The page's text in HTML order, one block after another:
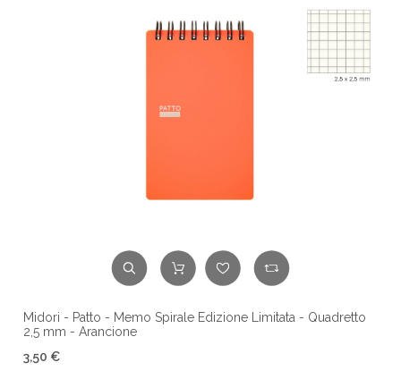
Midori - Patto - Memo Spirale Edizione Limitata - Quadretto
2,5 mm - Arancione
3,50 €